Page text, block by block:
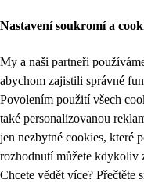
Nastavení soukromí a
My a naši partneři
abychom zajistili správné
Povolením použití všech
také personalizovanou
jen nezbytné cookies, které
rozhodnutí můžete kdykoliv
Chcete vědět více? Přečtěte